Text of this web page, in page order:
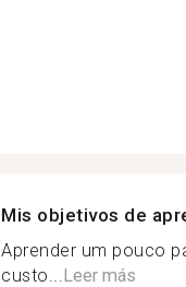
Mis objetivos de
Aprender um pouco
custo...Leer más